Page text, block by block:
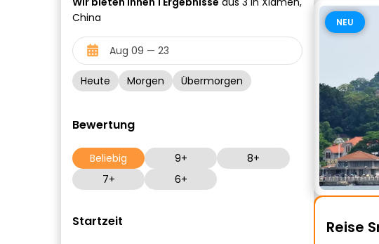
China
Heute Morgen Übermorgen
Bewertung
Beliebig 9+
8+
7+
6+
Startzeit
NEU
Reise